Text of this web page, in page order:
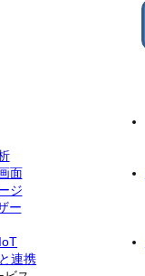
面
ジ
ー
連携